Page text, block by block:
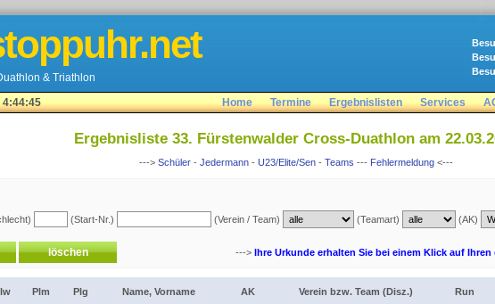
& Triathlon
4:44:45 Home Termine Ergebnislisten Services
Ergebnisliste 33. Fürstenwalder Cross-Duathlon am
---> Schüler - Jedermann - U23/Elite/Sen - Teams --- Fehlermeldung <---
(Start-Nr.) (Verein / Team) (Teamart) (AK)
---> Ihre Urkunde erhalten Sie bei einem Klick auf
Plm Plg Name, Vorname AK Verein bzw. Team (Disz.) Run